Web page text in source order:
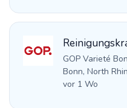
GOP Varieté
Bonn, North
vor 1 Wo